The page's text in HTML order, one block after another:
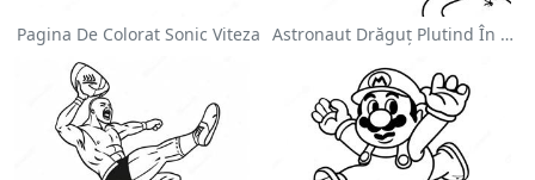
Pagina De Colorat Sonic Viteza Astronaut Drăguț Plutind În Spațiu - Pagina De Colorat